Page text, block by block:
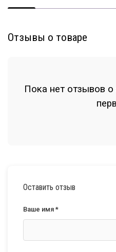
Отзывы о товаре
Пока нет отзывов о
Оставить отзыв
Ваше имя *